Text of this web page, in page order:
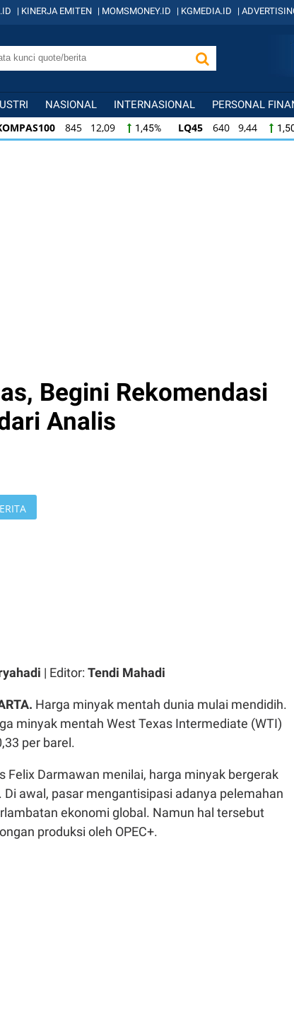
| KINERJA EMITEN | MOMSMONEY.ID | KGMEDIA.ID |
NASIONAL INTERNASIONAL PERSONAL
845 12,09 1,45% LQ45 640 9,44
845 12,09 1,45% LQ45 640 9,44
Begini Rekomendasi
Analis
| Editor: Tendi Mahadi
Harga minyak mentah dunia mulai mendidih.
minyak mentah West Texas Intermediate (WTI)
per barel.
Felix Darmawan menilai, harga minyak bergerak
awal, pasar mengantisipasi adanya pelemahan
ekonomi global. Namun hal tersebut
produksi oleh OPEC+.